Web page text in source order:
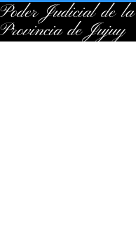
Poder Judicial de la
Provincia de Jujuy